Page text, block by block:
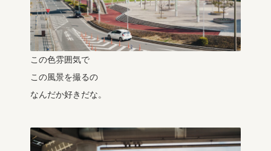
この色雰囲気で
この風景を撮るの
なんだか好きだな。